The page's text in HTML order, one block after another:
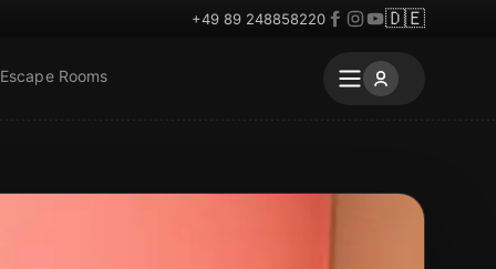
+49 89 248858220 🇩🇪
Rooms